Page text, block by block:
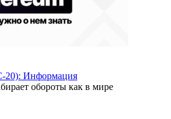
20): Информация
обороты как в мире